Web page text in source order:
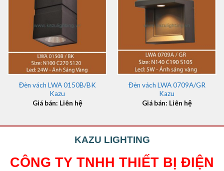
Đèn vách LWA 0150B/BK
Kazu
Giá bán: Liên hệ
Đèn vách LWA 0709A/GR
Kazu
Giá bán: Liên hệ
KAZU LIGHTING
CÔNG TY TNHH THIẾT BỊ ĐIỆN